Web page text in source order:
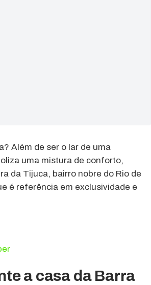
Além de ser o lar de uma
uma mistura de conforto,
da Tijuca, bairro nobre do Rio de
é referência em exclusividade e
a casa da Barra